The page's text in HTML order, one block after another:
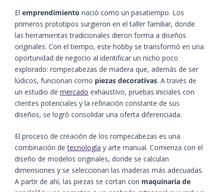
El emprendimiento nació como un pasatiempo. Los
primeros prototipos surgieron en el taller familiar, donde
las herramientas tradicionales dieron forma a diseños
originales. Con el tiempo, este hobby se transformó en una
oportunidad de negocio al identificar un nicho poco
explorado: rompecabezas de madera que, además de ser
lúdicos, funcionan como piezas decorativas. A través de
un estudio de mercado exhaustivo, pruebas iniciales con
clientes potenciales y la refinación constante de sus
diseños, se logró consolidar una oferta diferenciada.
El proceso de creación de los rompecabezas es una
combinación detecnología y arte manual. Comienza con el
diseño de modelos originales, donde se calculan
dimensiones y se seleccionan las maderas más adecuadas.
A partir de ahí, las piezas se cortan con maquinaria de